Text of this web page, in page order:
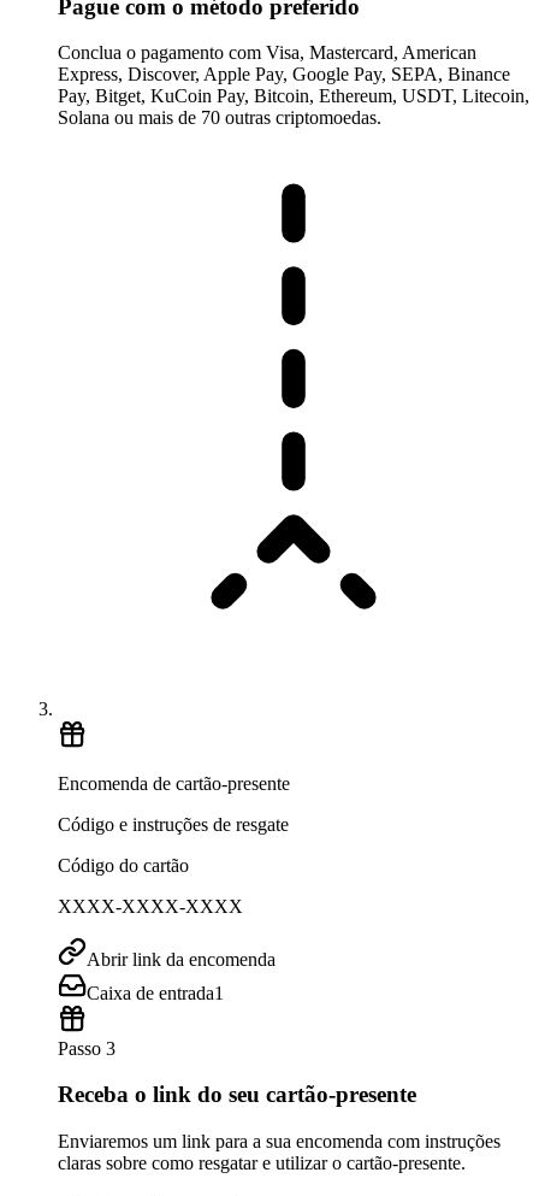
Pague com o método preferido
Conclua o pagamento com Visa, Mastercard, American
Express, Discover, Apple Pay, Google Pay, SEPA, Binance
Pay, Bitget, KuCoin Pay, Bitcoin, Ethereum, USDT, Litecoin,
Solana ou mais de 70 outras criptomoedas.
Encomenda de cartão-presente
Código e instruções de resgate
Código do cartão
XXXX-XXXX-XXXX
Abrir link da encomenda
Caixa de entrada1
Passo 3
Receba o link do seu cartão-presente
Enviaremos um link para a sua encomenda com instruções
claras sobre como resgatar e utilizar o cartão-presente.